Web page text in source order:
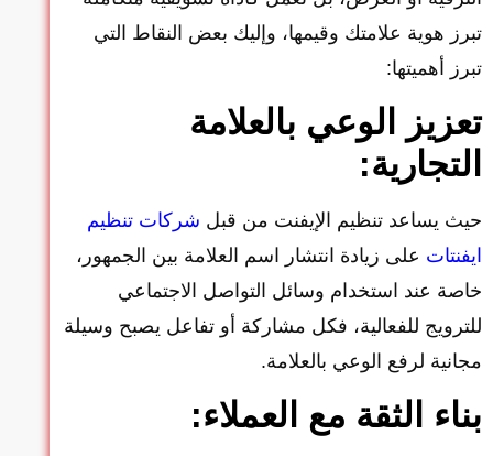
تبرز هوية علامتك وقيمها، وإليك بعض النقاط التي
تبرز أهميتها:
تعزيز الوعي بالعلامة
التجارية:
حيث يساعد تنظيم الإيفنت من قبل شركات تنظيم
ايفنتات على زيادة انتشار اسم العلامة بين الجمهور،
خاصة عند استخدام وسائل التواصل الاجتماعي
للترويج للفعالية، فكل مشاركة أو تفاعل يصبح وسيلة
مجانية لرفع الوعي بالعلامة.
بناء الثقة مع العملاء: